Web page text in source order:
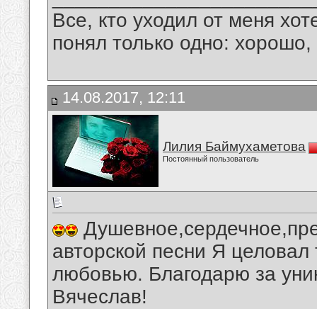
Все, кто уходил от меня
понял только одно:
14.08.2017, 12:11
Лилия Баймухаметова
Постоянный пользователь
авторской песни Я целовал
любовью. Благодарю за
Вячеслав!